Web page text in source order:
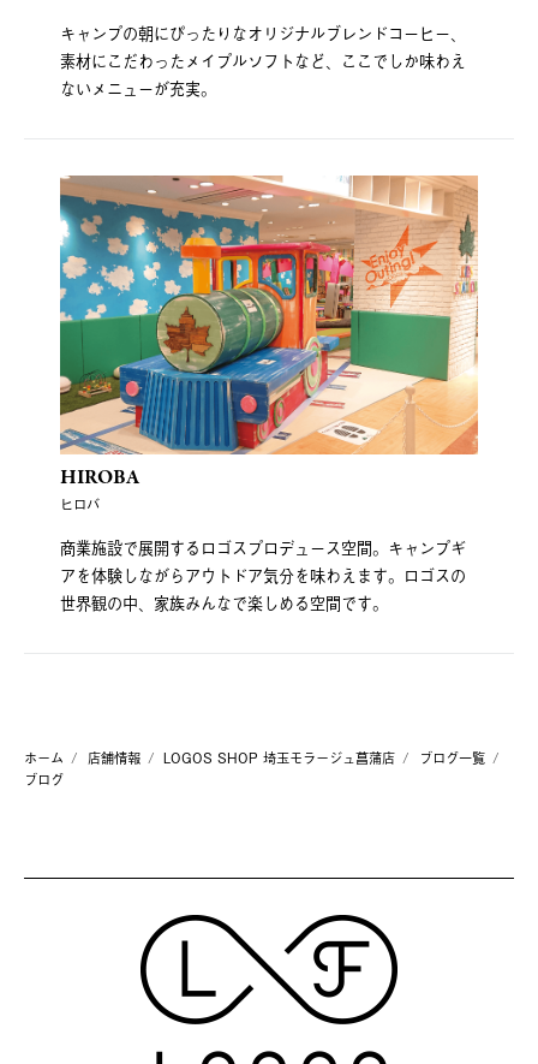
キャンプの朝にぴったりなオリジナルブレンドコーヒー、
素材にこだわったメイプルソフトなど、ここでしか味わえ
ないメニューが充実。
HIROBA
ヒロバ
商業施設で展開するロゴスプロデュース空間。キャンプギ
アを体験しながらアウトドア気分を味わえます。ロゴスの
世界観の中、家族みんなで楽しめる空間です。
ホーム 店舗情報 LOGOS SHOP 埼玉モラージュ菖蒲店
ブログ一覧
ブログ